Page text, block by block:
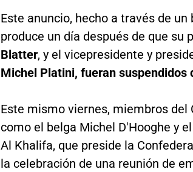
Este anuncio, hecho a través de
produce un día después de que su
Blatter, y el vicepresidente y
Michel Platini, fueran suspendidos
Este mismo viernes, miembros del
como el belga Michel D'Hooghe y
Al Khalifa, que preside la
la celebración de una reunión de